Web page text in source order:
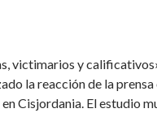
victimarios y
la reacción de la
Cisjordania. El estudio